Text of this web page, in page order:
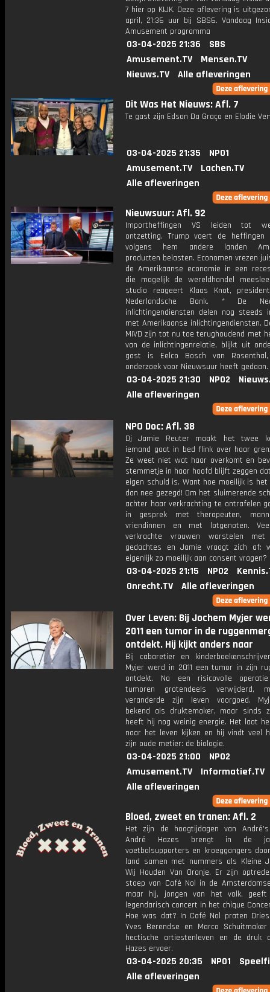
7 hier op KIJK. Deze aflevering is
april, 21:36 uur bij SBS6. Vandaag
Amusement programma
03-04-2025 21:36
SBS
Amusement.TV
Mensen.TV
Nieuws.TV
Alle afleveringen
Dit Was Het Nieuws: Afl. 7
Te gast zijn Edson Da Graça en Elodie
03-04-2025 21:35
NPO1
Amusement.TV
Lachen.TV
Alle afleveringen
Nieuwsuur: Afl. 92
Importheffingen VS leiden tot
ontzetting. Trump voert de heffingen
volgens hem andere landen
producten belasten. Economen vrezen
de Amerikaanse economie in een
die mogelijk de wereldhandel
studio reageert Klaas Knot,
Nederlandsche Bank. * De
inlichtingendiensten delen nog steeds
met Amerikaanse inlichtingendiensten.
MIVD zijn tot nu toe terughoudend met
van de inlichtingenrelatie, blijkt uit
gast is Eelco Bosch van
onderzoek voor Nieuwsuur heeft gedaan.
03-04-2025 21:30 NPO2
Alle afleveringen
NPO Doc: Afl. 38
Dj Jamie Reuter maakt het twee
iemand gaat in bed flink over haar
Ze weet niet wat haar overkomt en
stemmetje in haar hoofd blijft zeggen
eigen schuld is. Want hoe moeilijk is het
dan nee gezegd! Om het sluimerende
achter haar verkrachting te ontrafelen
in gesprek met therapeuten,
vriendinnen en met lotgenoten.
verkrachte vrouwen worstelen met
gedachtes en Jamie vraagt zich af:
eigenlijk zo moeilijk aan consent vragen?
03-04-2025 21:15 NPO2
Onrecht.TV
Alle afleveringen
Over Leven: Bij Jochem Myjer
2011 een tumor in de
ontdekt. Hij kijkt anders naar
Bij cabaretier en
Myjer werd in 2011 een tumor in zijn
ontdekt. Na een risicovolle
tumoren grotendeels verwijderd,
veranderde zijn leven voorgoed.
bekend als druktemaker, maar sinds
heeft hij nog weinig energie. Het laat
naar het leven kijken en hij vindt veel
zijn oude metier: de biologie.
03-04-2025 21:00
NPO2
Amusement.TV
Informatief.TV
Alle afleveringen
Bloed, zweet en tranen: Afl. 2
Het zijn de hoogtijdagen van
André Hazes brengt in de
voetbalsupporters en kroeggangers
land samen met nummers als Kleine
Wij Houden Van Oranje. Er zijn
stoep van Café Nol in de
maar hij, jongen van het volk,
legendarisch concert in het chique
Hoe was dat? In Café Nol praten Dries
Yves Berendse en Marco
hectische artiestenleven en de druk
Hazes ervoer.
03-04-2025 20:35 NPO1
Alle afleveringen